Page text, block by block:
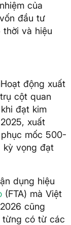
của
đầu tư
và hiệu
động xuất
cột quan
đạt kim
xuất
mốc 500-
kỳ vọng đạt
dụng hiệu
(FTA) mà Việt
cũng
từng có từ các